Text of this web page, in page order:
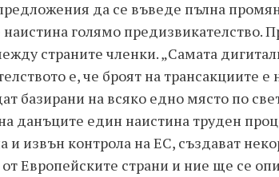
да се въведе пълна
голямо предизвикателство.
страните членки. „Самата
е, че броят на трансакциите е
базирани на всяко едно място по
данъците един наистина труден
и извън контрола на ЕС, създават
Европейските страни и ние ще се